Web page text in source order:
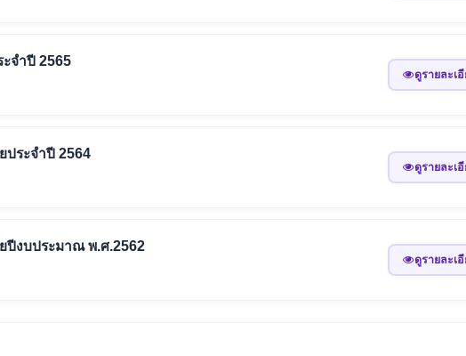
จำปี 2565
ดูรายละเ
ระจำปี 2564
ดูรายละเ
ปีงบประมาณ พ.ศ.2562
ดูรายละเ